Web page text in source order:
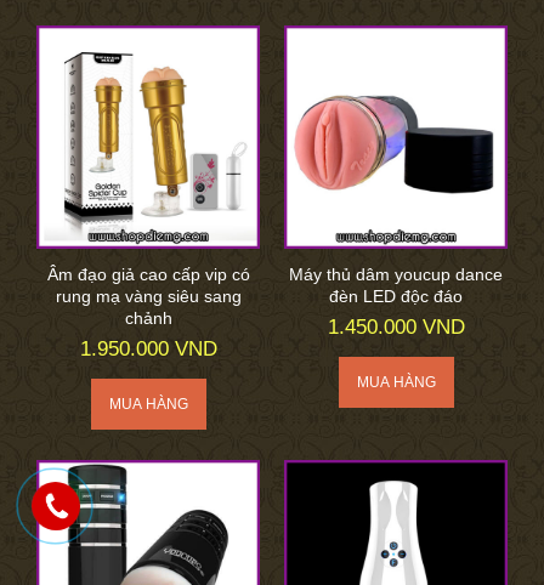
Âm đạo giả cao cấp vip có
rung mạ vàng siêu sang
chảnh
1.950.000 VND
Máy thủ dâm youcup dance
đèn LED độc đáo
1.450.000 VND